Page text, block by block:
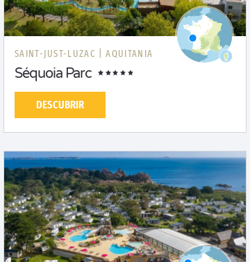
SAINT-JUST-LUZAC | AQUITANIA
Séquoia Parc
DESCUBRIR